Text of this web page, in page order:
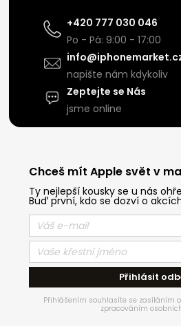
+420 777 030 046
Po - Pá: 9:00 - 17:00
napište nám kdykoliv
Zeptejte se Nás
jsme online
Chceš mít Apple svět v
Ty nejlepší kousky se u nás
Buď první, kdo se dozví o
Přihlásit
Přihlášením souhlasíte se zasíláním
zpracováním